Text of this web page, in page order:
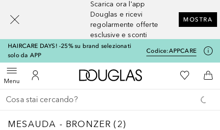
Scarica ora l'app
Douglas e ricevi
regolarmente offerte
esclusive e sconti
MOSTRA
HAIRCARE DAYS! -25% su brand selezionati
solo da APP
Codice:APPCARE
MenuApri menuAl Mio Account
A Douglas HomeAlla Mia
Al
Torna indietro
Esegui ricerca
MESAUDA - BRONZER2
MESAUDA - BRONZER (2)
[navigation.slideout.screenreader]